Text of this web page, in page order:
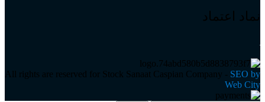
نماد اعتماد
All rights are reserved for Stock Sanaat Caspian Company - SEO by
Web City